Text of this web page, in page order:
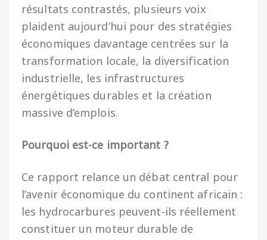
résultats contrastés, plusieurs voix
plaident aujourd’hui pour des stratégies
économiques davantage centrées sur la
transformation locale, la diversification
industrielle, les infrastructures
énergétiques durables et la création
massive d’emplois.
Pourquoi est-ce important ?
Ce rapport relance un débat central pour
l’avenir économique du continent africain :
les hydrocarbures peuvent-ils réellement
constituer un moteur durable de